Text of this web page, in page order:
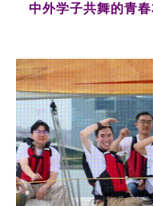
中外学子共舞的青